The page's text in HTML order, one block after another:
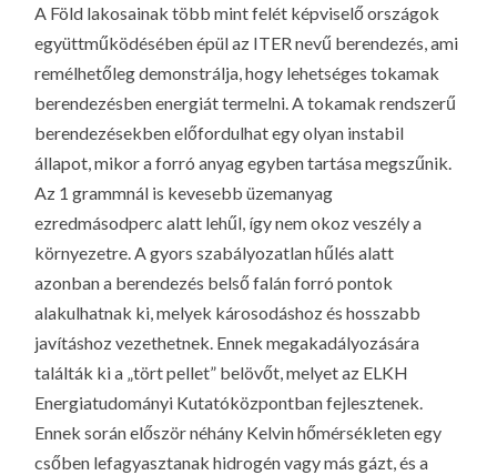
A Föld lakosainak több mint felét képviselő országok
együttműködésében épül az ITER nevű berendezés, ami
remélhetőleg demonstrálja, hogy lehetséges tokamak
berendezésben energiát termelni. A tokamak rendszerű
berendezésekben előfordulhat egy olyan instabil
állapot, mikor a forró anyag egyben tartása megszűnik.
Az 1 grammnál is kevesebb üzemanyag
ezredmásodperc alatt lehűl, így nem okoz veszély a
környezetre. A gyors szabályozatlan hűlés alatt
azonban a berendezés belső falán forró pontok
alakulhatnak ki, melyek károsodáshoz és hosszabb
javításhoz vezethetnek. Ennek megakadályozására
találták ki a „tört pellet” belövőt, melyet az ELKH
Energiatudományi Kutatóközpontban fejlesztenek.
Ennek során először néhány Kelvin hőmérsékleten egy
csőben lefagyasztanak hidrogén vagy más gázt, és a